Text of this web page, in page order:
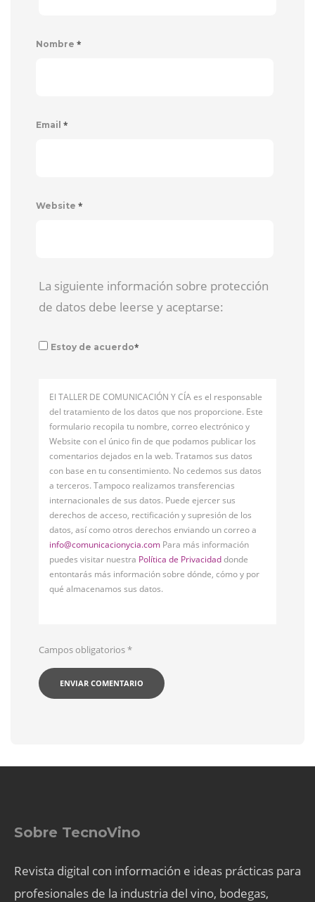
Nombre *
Email *
Website *
La siguiente información sobre protección
de datos debe leerse y aceptarse:
Estoy de acuerdo*
El TALLER DE COMUNICACIÓN Y CÍA es el responsable
del tratamiento de los datos que nos proporcione. Este
formulario recopila tu nombre, correo electrónico y
Website con el único fin de que podamos publicar los
comentarios dejados en la web. Tratamos sus datos
con base en tu consentimiento. No cedemos sus datos
a terceros. Tampoco realizamos transferencias
internacionales de sus datos. Puede ejercer sus
derechos de acceso, rectificación y supresión de los
datos, así como otros derechos enviando un correo a
info@comunicacionycia.com Para más información
puedes visitar nuestra Política de Privacidaddonde
entontarás más información sobre dónde, cómo y por
qué almacenamos sus datos.
Campos obligatorios*
Sobre TecnoVino
Revista digital con información e ideas prácticas para
profesionales de la industria del vino, bodegas,